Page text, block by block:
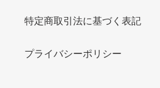
特定商取引法に基づく表記
プライバシーポリシー